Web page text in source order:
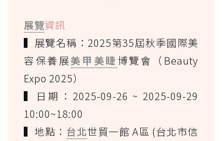
展覽資訊
▍展覽名稱：2025第35屆秋季國際美
容保養展美甲美睫博覽會（Beauty
Expo 2025）
▍日期：2025-09-26 ~ 2025-09-29
10:00~18:00
▍地點： 台北世貿一館 A區 (台北市信